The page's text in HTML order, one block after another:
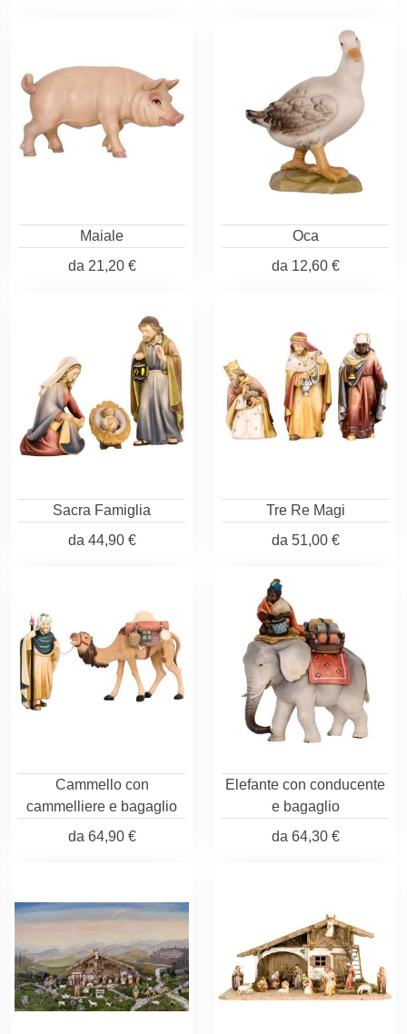
Maiale
da 21,20 €
Oca
da 12,60 €
Sacra Famiglia
da 44,90 €
Tre Re Magi
da 51,00 €
Cammello con
cammelliere e bagaglio
da 64,90 €
Elefante con conducente
e bagaglio
da 64,30 €